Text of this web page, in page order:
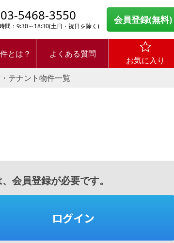
03-5468-3550
間：9:30～18:30(土日・祝日を除く)
会員登録(無料)
とは？ よくある質問
お気に入り
テナント物件一覧
会員登録が必要です。
ログイン